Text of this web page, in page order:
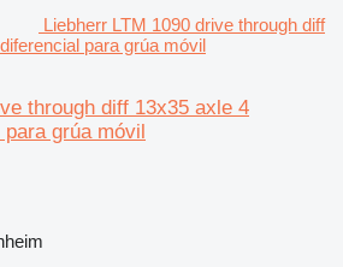
Liebherr LTM 1090 drive through diff
para grúa móvil
through diff 13x35 axle 4
para grúa móvil